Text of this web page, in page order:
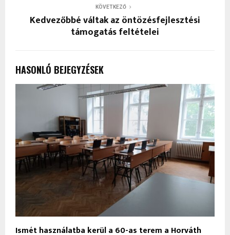
KÖVETKEZŐ
Kedvezőbbé váltak az öntözésfejlesztési
támogatás feltételei
HASONLÓ BEJEGYZÉSEK
Ismét használatba kerül a 60-as terem a Horváth